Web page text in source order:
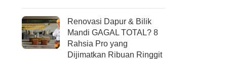
Renovasi Dapur & Bilik
Mandi GAGAL TOTAL? 8
Rahsia Pro yang
Dijimatkan Ribuan Ringgit